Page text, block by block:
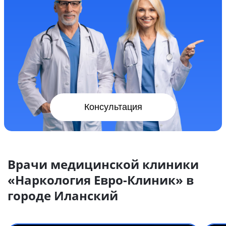
Консультация
Врачи медицинской клиники
«Наркология Евро-Клиник» в
городе Иланский